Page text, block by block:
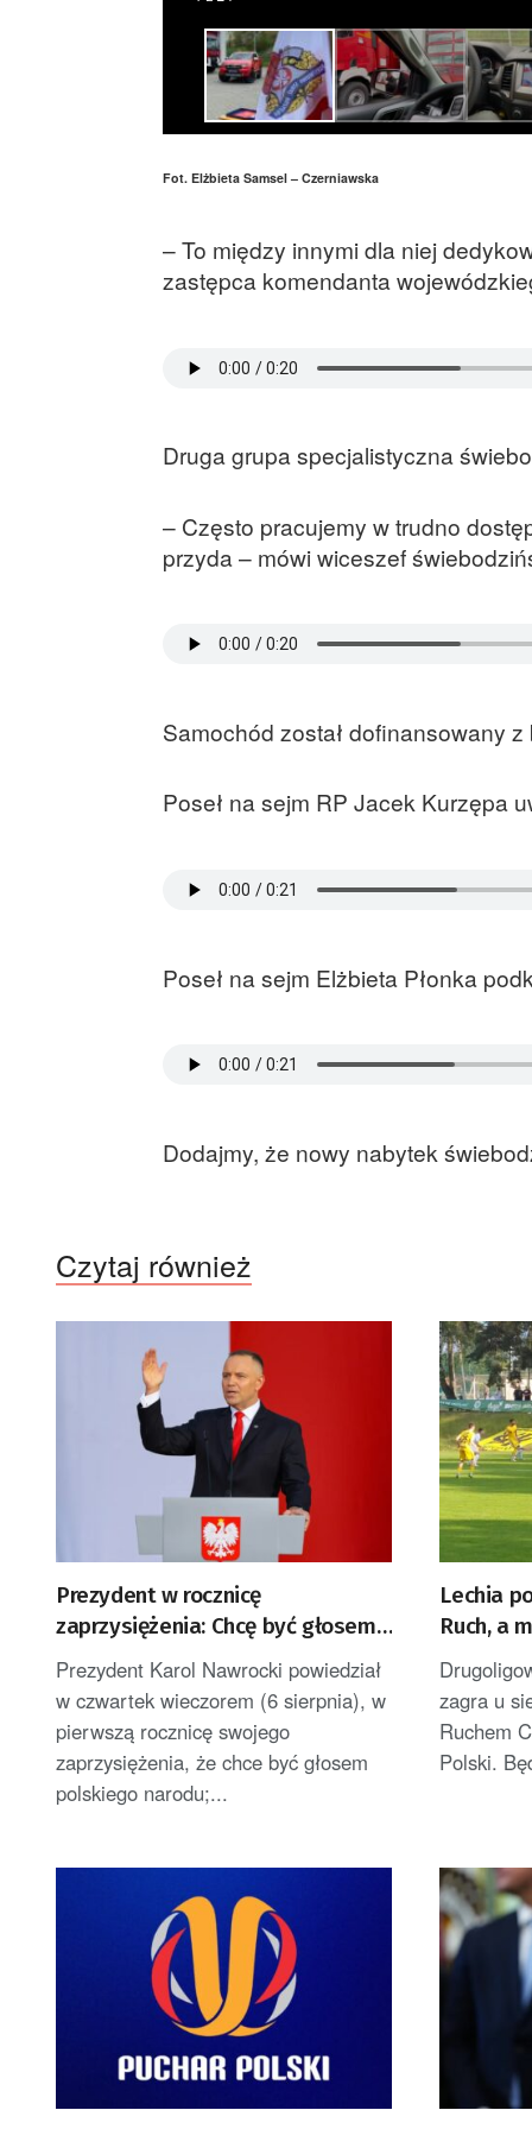
Fot. Elżbieta Samsel – Czerniawska
– To między innymi dla niej
zastępca komendanta
Druga grupa specjalistyczna
– Często pracujemy w trudno
przyda – mówi wiceszef
Samochód został dofinansowany
Poseł na sejm RP Jacek Kurzępa
Poseł na sejm Elżbieta Płonka
Dodajmy, że nowy nabytek
Czytaj również
Prezydent w rocznicę
zaprzysiężenia: Chcę być głosem
Polek i Polaków [AKTUALIZACJA]
Prezydent Karol Nawrocki powiedział
w czwartek wieczorem (6 sierpnia), w
pierwszą rocznicę swojego
zaprzysiężenia, że chce być głosem
polskiego narodu;...
Lechia
Ruch, a
zagra u
Ruchem
Polski.